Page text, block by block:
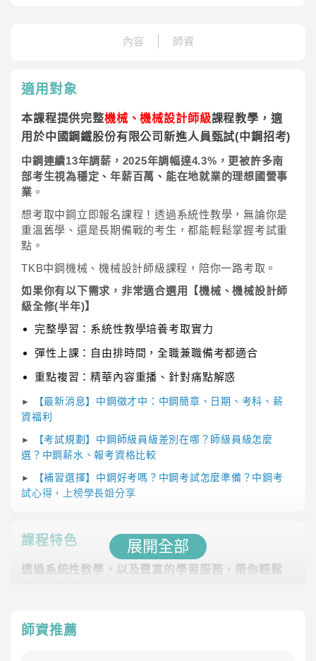
內容 師資
適用對象
本課程提供完整機械、機械設計師級課程教學，適
用於中國鋼鐵股份有限公司新進人員甄試(中鋼招考)
中鋼連續13年調薪，2025年調幅達4.3%，更被許多南
部考生視為穩定、年薪百萬、能在地就業的理想國營事
業 。
想考取中鋼立即報名課程！透過系統性教學，無論你是
重溫舊學、還是長期備戰的考生，都能輕鬆掌握考試重
點。
TKB中鋼機械、機械設計師級課程，陪你一路考取。
如果你有以下需求，非常適合選用【機械、機械設計師
級全修(半年)】
完整學習：系統性教學培養考取實力
彈性上課：自由排時間，全職兼職備考都適合
重點複習：精華內容重播、針對痛點解惑
►
【最新消息】中鋼徵才中：中鋼簡章、日期、考科、薪
資福利
►
【考試規劃】中鋼師級員級差別在哪？師級員級怎麼
選？中鋼薪水、報考資格比較
►
【補習選擇】中鋼好考嗎？中鋼考試怎麼準備？中鋼考
試心得，上榜學長姐分享
課程特色
透過系統性教學，以及豐富的學習服務，帶你輕鬆
展開全部
師資推薦